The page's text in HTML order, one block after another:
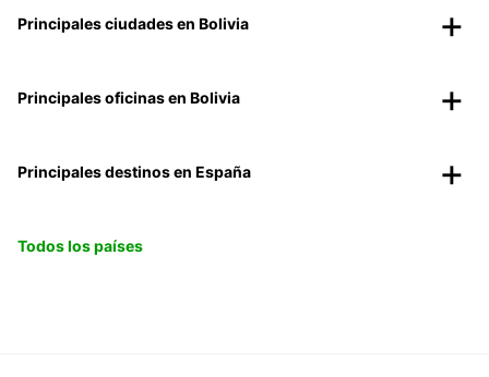
Principales ciudades en Bolivia
Principales oficinas en Bolivia
Principales destinos en España
Todos los países